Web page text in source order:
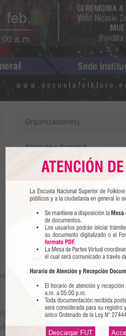
Organizador(es)
Dirección General
la ENSF José María
del Cepre Arguedas y al
Altiplano peruano. Iniciará con
Descargar FUT